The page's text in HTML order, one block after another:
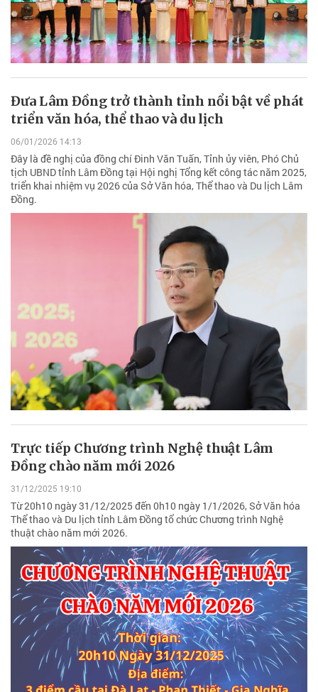
Đưa Lâm Đồng trở thành tỉnh nổi bật về phát
triển văn hóa, thể thao và du lịch
06/01/2026 14:13
Đây là đề nghị của đồng chí Đinh Văn Tuấn, Tỉnh ủy viên, Phó Chủ
tịch UBND tỉnh Lâm Đồng tại Hội nghị Tổng kết công tác năm 2025,
triển khai nhiệm vụ 2026 của Sở Văn hóa, Thể thao và Du lịch Lâm
Đồng.
Trực tiếp Chương trình Nghệ thuật Lâm
Đồng chào năm mới 2026
31/12/2025 19:10
Từ 20h10 ngày 31/12/2025 đến 0h10 ngày 1/1/2026, Sở Văn hóa
Thể thao và Du lịch tỉnh Lâm Đồng tổ chức Chương trình Nghệ
thuật chào năm mới 2026.